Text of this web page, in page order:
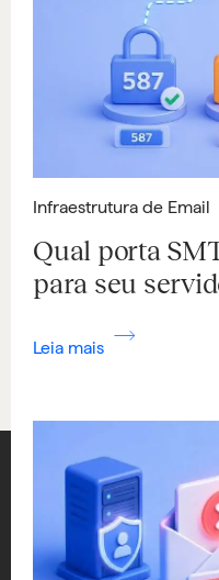
Infraestrutura de Email
Qual porta
para seu
Leia mais